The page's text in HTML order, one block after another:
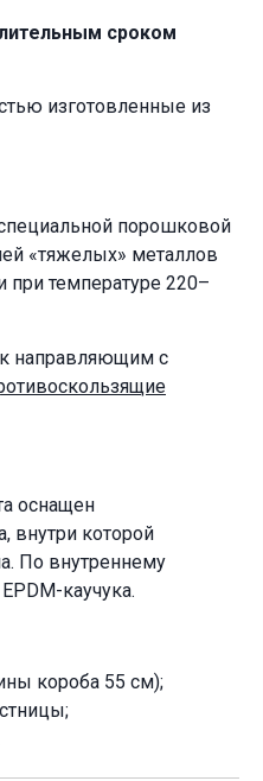
сроком
изготовленные из
порошковой
«тяжелых» металлов
температуре 220–
к направляющим с
оснащен
внутри которой
По внутреннему
каучука.
короба 55 см);